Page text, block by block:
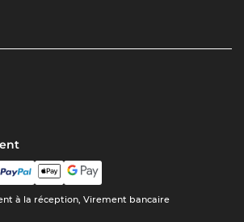
à la réception, Virement bancaire